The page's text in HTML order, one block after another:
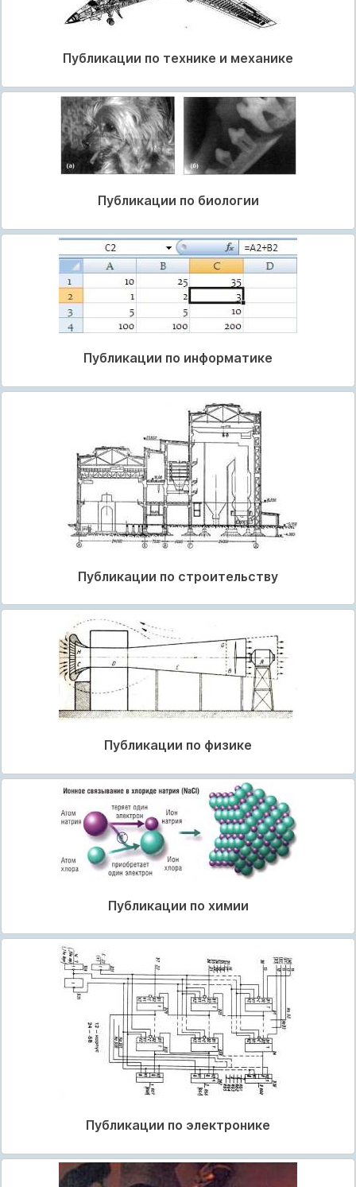
Публикации по технике и механике
Публикации по биологии
Публикации по информатике
Публикации по строительству
Публикации по физике
Публикации по химии
Публикации по электронике